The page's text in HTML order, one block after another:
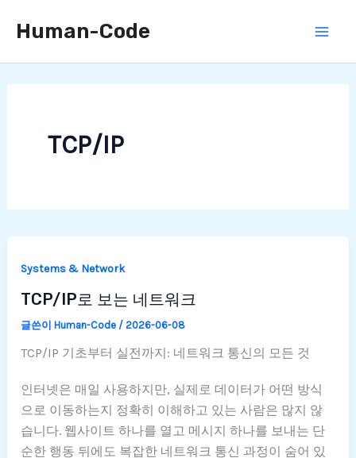
Human-Code
TCP/IP
Systems & Network
TCP/IP로 보는 네트워크
글쓴이Human-Code /2026-06-08
TCP/IP 기초부터 실전까지: 네트워크 통신의 모든 것
인터넷은 매일 사용하지만, 실제로 데이터가 어떤 방식
으로 이동하는지 정확히 이해하고 있는 사람은 많지 않
습니다. 웹사이트 하나를 열고 메시지 하나를 보내는 단
순한 행동 뒤에도 복잡한 네트워크 통신 과정이 숨어 있